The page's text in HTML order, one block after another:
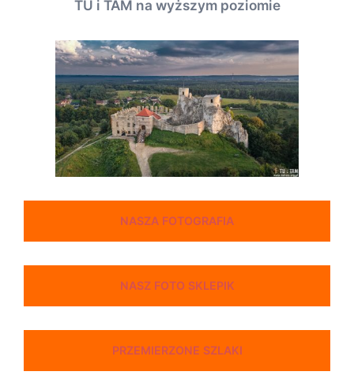
TU i TAM na wyższym poziomie
NASZA FOTOGRAFIA
NASZ FOTO SKLEPIK
PRZEMIERZONE SZLAKI